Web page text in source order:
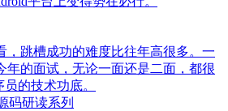
，跳槽成功的难度比往年高很多。一
年的面试，无论一面还是二面，都很
的技术功底。
码研读系列